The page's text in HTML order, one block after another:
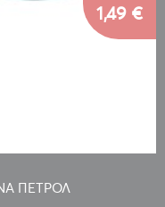
ΠΕΤΡΟΛ
1,49 €